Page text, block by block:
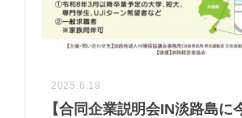
2025.6.18
【合同企業説明会IN淡路島に